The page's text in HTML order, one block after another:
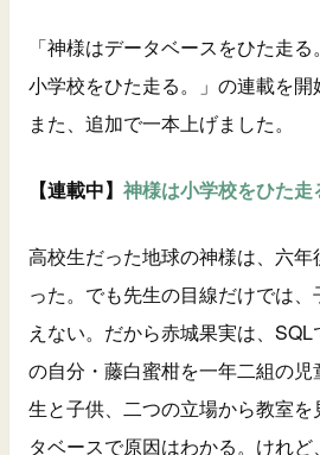
「神様はデータベースをひた走
小学校をひた走る。」の連載を開
また、追加で一本上げました。
【連載中】 神様は小学校をひた走
高校生だった地球の神様は、六
った。でも先生の目線だけでは
えない。だから赤城果実は、
の自分・藤白蜜柑を一年二組の
生と子供、二つの立場から教室
タベースで原因はわかる。けれ